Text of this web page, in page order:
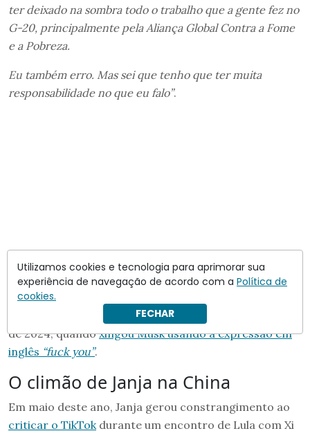
ter deixado na sombra todo o trabalho que a gente fez no
G-20, principalmente pela Aliança Global Contra a Fome
e a Pobreza.
Eu também erro. Mas sei que tenho que ter muita
responsabilidade no que eu falo”.
Janja se refere a um episódio ocorrido em novembro
de 2024, quandoxingou Musk usando a expressão em
inglês “fuck you”.
O climão de Janja na China
Em maio deste ano, Janja gerou constrangimento ao
criticar o TikTokdurante um encontro de Lula com Xi
Utilizamos cookies e tecnologia para aprimorar sua
experiência de navegação de acordo com a Política de
cookies.
FECHAR